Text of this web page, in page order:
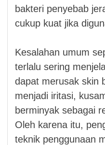
bakteri penyebab
cukup kuat jika
Kesalahan umum
terlalu sering
dapat merusak skin
menjadi iritasi,
berminyak sebagai
Oleh karena itu,
teknik penggunaan